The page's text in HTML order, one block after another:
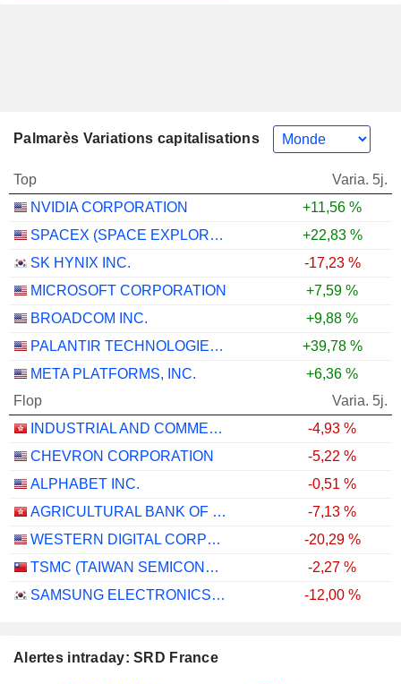
Palmarès Variations capitalisations
Top
Varia. 5j.
NVIDIA CORPORATION
+11,56 %
SPACEX (SPACE EXPLORATION TECHNOLOGIES)
+22,83 %
SK HYNIX INC.
-17,23 %
MICROSOFT CORPORATION
+7,59 %
BROADCOM INC.
+9,88 %
PALANTIR TECHNOLOGIES INC.
+39,78 %
META PLATFORMS, INC.
+6,36 %
Flop
Varia. 5j.
INDUSTRIAL AND COMMERCIAL BANK OF CHINA LIMITED
-4,93 %
CHEVRON CORPORATION
-5,22 %
ALPHABET INC.
-0,51 %
AGRICULTURAL BANK OF CHINA LIMITED
-7,13 %
WESTERN DIGITAL CORPORATION
-20,29 %
TSMC (TAIWAN SEMICONDUCTOR MANUFACTURING COMPANY)
-2,27 %
SAMSUNG ELECTRONICS CO., LTD.
-12,00 %
Alertes intraday: SRD France